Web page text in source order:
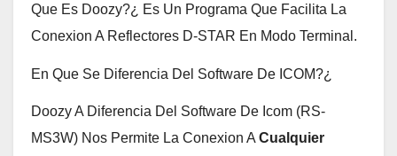
Que Es Doozy?¿ Es Un Programa Que Facilita La
Conexion A Reflectores D-STAR En Modo Terminal.
En Que Se Diferencia Del Software De ICOM?¿
Doozy A Diferencia Del Software De Icom (RS-
MS3W) Nos Permite La Conexion ACualquier